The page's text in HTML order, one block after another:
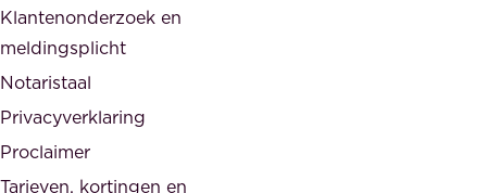
g
.
r
h
e
i
e
Klantenonderzoek en
meldingsplicht
Notaristaal
Privacyverklaring
Proclaimer
Tarieven, kortingen en